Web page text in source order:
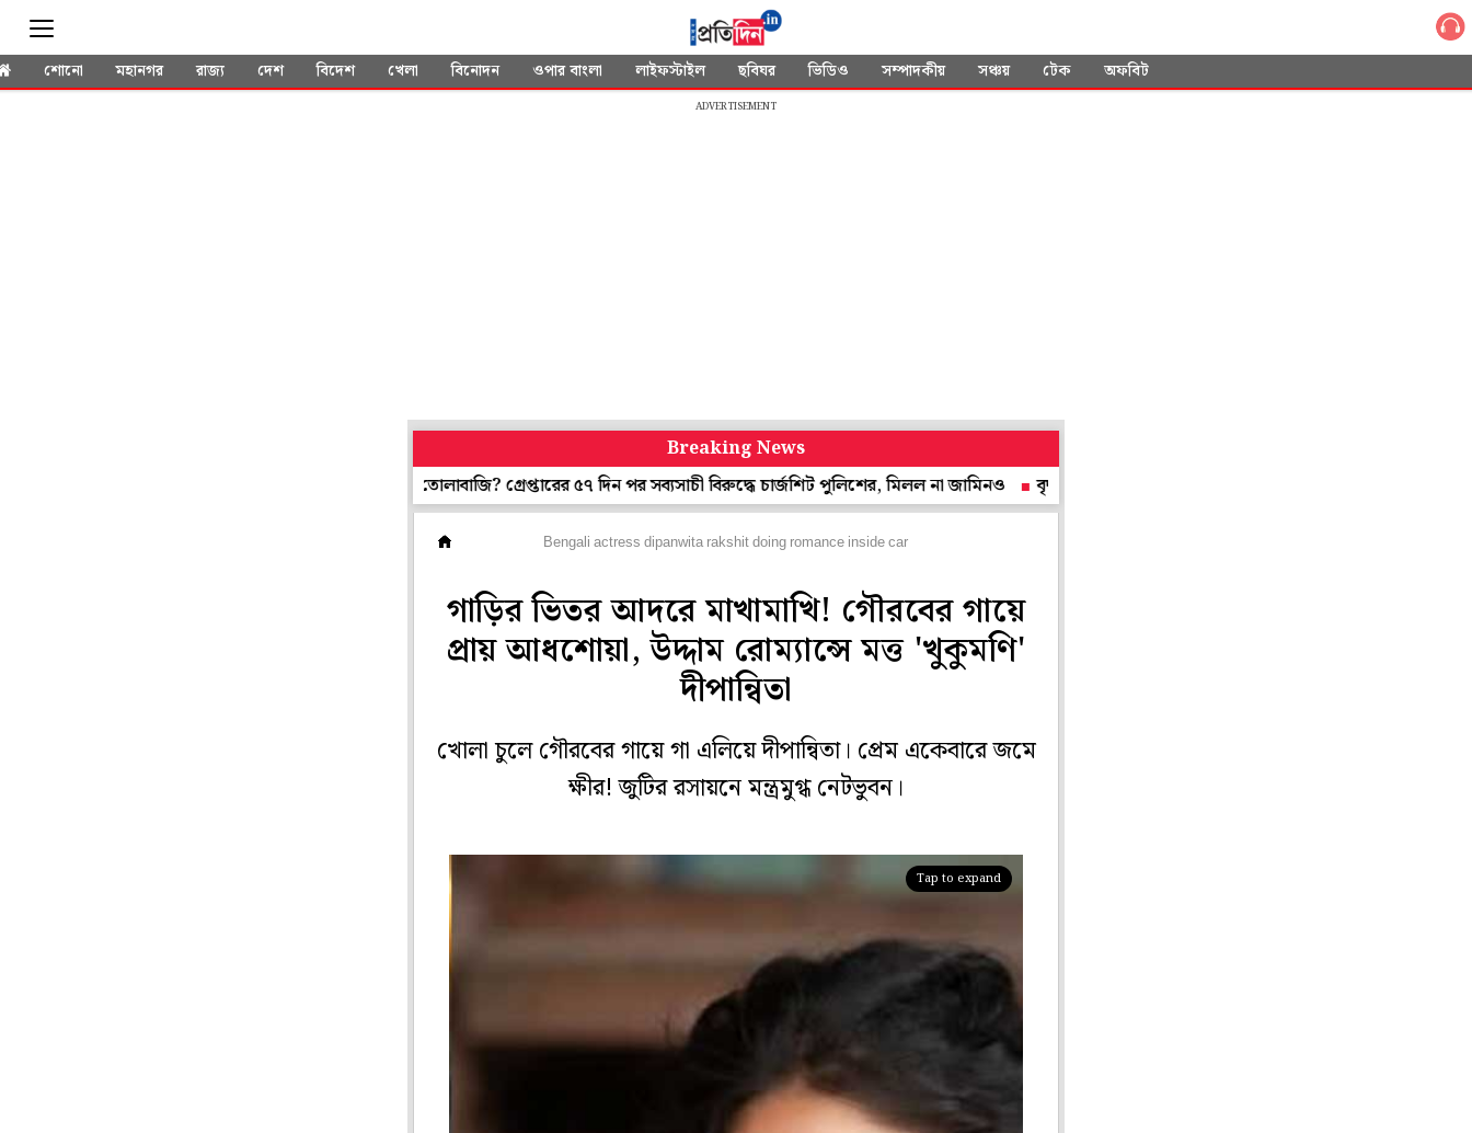
শোনো মহানগর রাজ্য দেশ বিদেশ খেলা বিনোদন ওপার বাংলা লাইফস্টাইল ছবিঘর ভিডিও সম্পাদকীয় সঞ্চয় টেক অফবিট
ADVERTISEMENT
Breaking News
কীভাবে তোলাবাজি? গ্রেপ্তারের ৫৭ দিন পর সব্যসাচী বিরুদ্ধে চার্জশিট পুলিশের, মিলল না জামিনও বৃদ্ধকে বাঁচাতে নিজের লাইফজ্যাকেট পরিয়ে দেন, বানভাসী কেরলে মৃত্যু
Bengali actress dipanwita rakshit doing romance inside car
গাড়ির ভিতর আদরে মাখামাখি! গৌরবের গায়ে
প্রায় আধশোয়া, উদ্দাম রোম্যান্সে মত্ত 'খুকুমণি'
দীপান্বিতা
খোলা চুলে গৌরবের গায়ে গা এলিয়ে দীপান্বিতা। প্রেম একেবারে জমে
ক্ষীর! জুটির রসায়নে মন্ত্রমুগ্ধ নেটভুবন।
Tap to expand